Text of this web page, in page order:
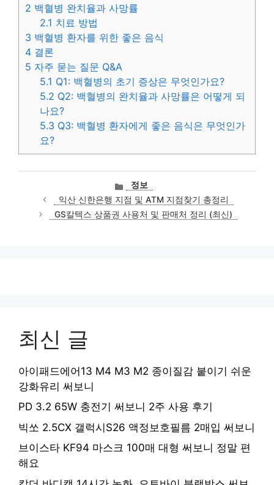
2 백혈병 완치율과 사망률
2.1 치료 방법
3 백혈병 환자를 위한 좋은 음식
4 결론
5 자주 묻는 질문 Q&A
5.1 Q1: 백혈병의 초기 증상은 무엇인가요?
5.2 Q2: 백혈병의 완치율과 사망률은 어떻게 되
나요?
5.3 Q3: 백혈병 환자에게 좋은 음식은 무엇인가
요?
카
테
고
리
정보
익산 신한은행 지점 및 ATM 지점찾기 총정리
GS칼텍스 상품권 사용처 및 판매처 정리 (최신)
최신 글
아이패드에어13 M4 M3 M2 종이질감 붙이기 쉬운
강화유리 써보니
PD 3.2 65W 충전기 써보니 2주 사용 후기
빅쏘 2.5CX 갤럭시S26 액정보호필름 2매입 써보니
브이스타 KF94 마스크 100매 대형 써보니 정말 편
해요